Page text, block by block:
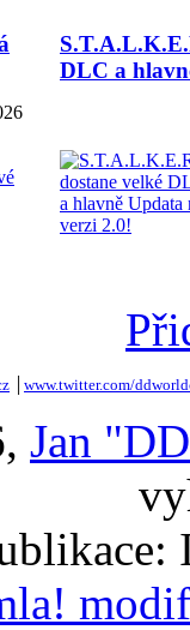
DLC a
www.twitter.com/
Jan